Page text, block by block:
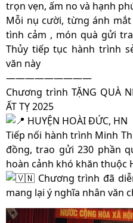
trọn vẹn, ấm no và hạnh
Mỗi nụ cười, từng ánh
tình cảm , món quà gửi
Thủy tiếp tục hành trình
văn này
—————————
Chương trình TẶNG QUÀ
ẤT TỴ 2025
HUYỆN HOÀI ĐỨC, HN
Tiếp nối hành trình Minh
đồng, trao gửi 230 phần
hoàn cảnh khó khăn thuộc
Chương trình đã
mang lại ý nghĩa nhân văn